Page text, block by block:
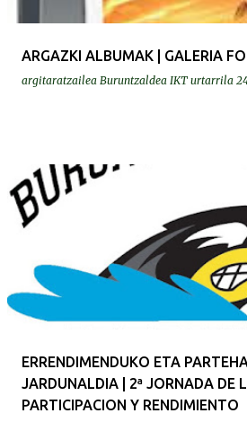
ARGAZKI ALBUMAK | GALERIA
argitaratzailea Buruntzaldea IKT urtarrila
ERRENDIMENDUKO ETA
JARDUNALDIA | 2ª JORNADA DE
PARTICIPACION Y RENDIMIENTO